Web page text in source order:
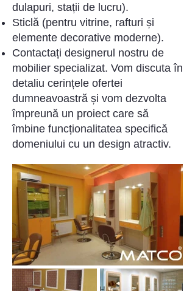
dulapuri, stații de lucru).
Sticlă (pentru vitrine, rafturi și
elemente decorative moderne).
Contactați designerul nostru de
mobilier specializat. Vom discuta în
detaliu cerințele ofertei
dumneavoastră și vom dezvolta
împreună un proiect care să
îmbine funcționalitatea specifică
domeniului cu un design atractiv.